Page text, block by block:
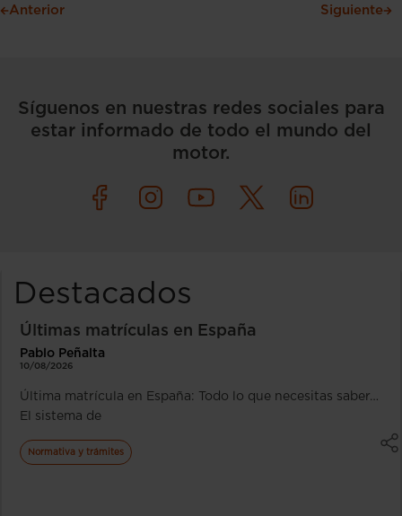
Anterior Siguiente
Síguenos en nuestras redes sociales para
estar informado de todo el mundo del
motor.
Destacados
Últimas matrículas en España
Pablo Peñalta
10/08/2026
Última matrícula en España: Todo lo que necesitas saber…
El sistema de
Normativa y trámites